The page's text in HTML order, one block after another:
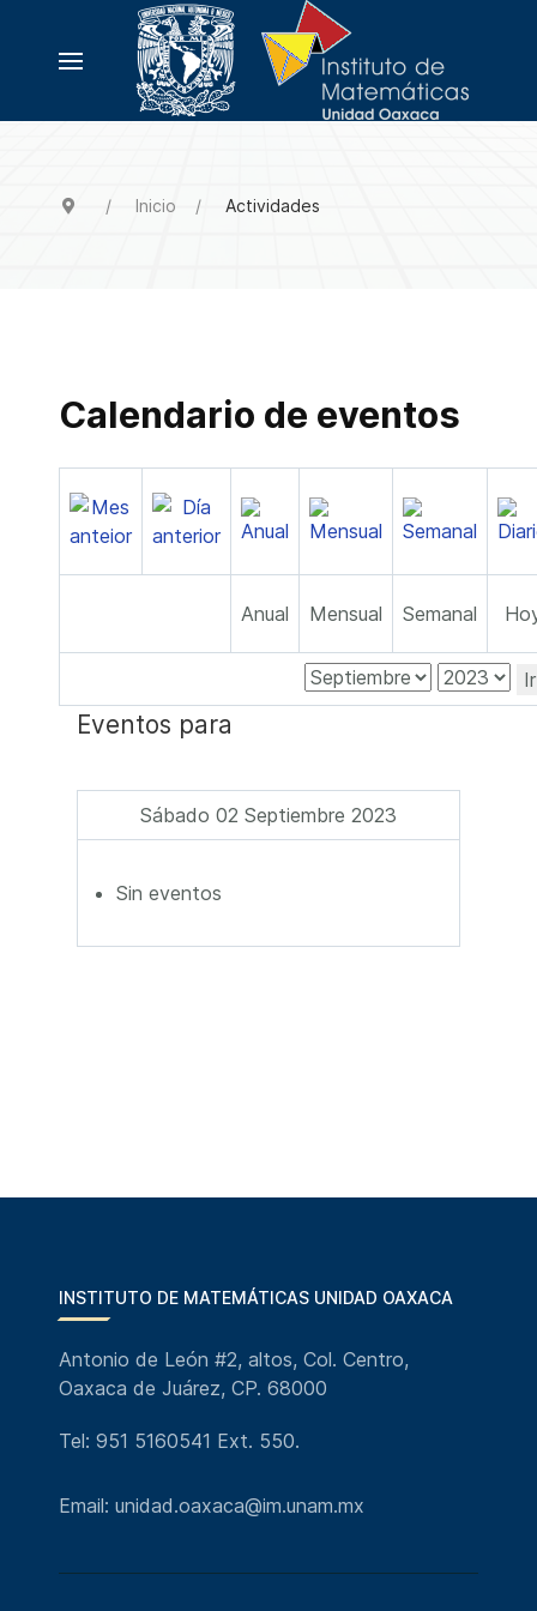
Inicio Actividades
Calendario de eventos
Anual Mensual Semanal
Eventos para
Sábado 02 Septiembre 2023
Sin eventos
INSTITUTO DE MATEMÁTICAS UNIDAD OAXACA
Antonio de León #2, altos, Col. Centro,
Oaxaca de Juárez, CP. 68000
Tel: 951 5160541 Ext. 550.
Email: unidad.oaxaca@im.unam.mx